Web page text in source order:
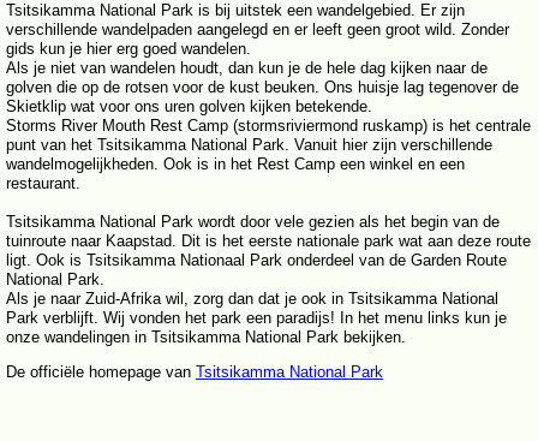
Tsitsikamma National Park is bij uitstek een wandelgebied. Er zijn
verschillende wandelpaden aangelegd en er leeft geen groot wild. Zonder
gids kun je hier erg goed wandelen.
Als je niet van wandelen houdt, dan kun je de hele dag kijken naar de
golven die op de rotsen voor de kust beuken. Ons huisje lag tegenover de
Skietklip wat voor ons uren golven kijken betekende.
Storms River Mouth Rest Camp (stormsriviermond ruskamp) is het centrale
punt van het Tsitsikamma National Park. Vanuit hier zijn verschillende
wandelmogelijkheden. Ook is in het Rest Camp een winkel en een
restaurant.
Tsitsikamma National Park wordt door vele gezien als het begin van de
tuinroute naar Kaapstad. Dit is het eerste nationale park wat aan deze route
ligt. Ook is Tsitsikamma Nationaal Park onderdeel van de Garden Route
National Park.
Als je naar Zuid-Afrika wil, zorg dan dat je ook in Tsitsikamma National
Park verblijft. Wij vonden het park een paradijs! In het menu links kun je
onze wandelingen in Tsitsikamma National Park bekijken.
De officiële homepage van Tsitsikamma National Park